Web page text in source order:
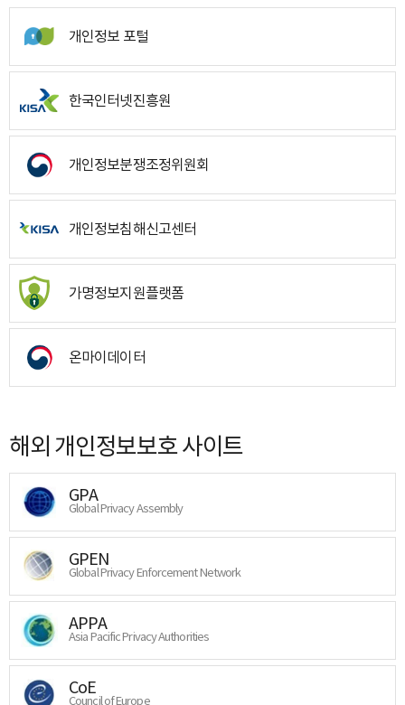
개인정보 포털
한국인터넷진흥원
개인정보분쟁조정위원회
개인정보침해신고센터
가명정보지원플랫폼
온마이데이터
해외 개인정보보호 사이트
GPA
Global Privacy Assembly
GPEN
Global Privacy Enforcement Network
APPA
Asia Pacific Privacy Authorities
CoE
Council of Europe